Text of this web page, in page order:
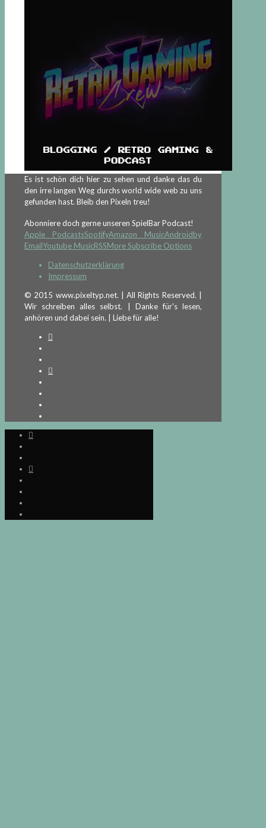
Es ist schön dich hier zu sehen und danke das du
den irre langen Weg durchs world wide web zu uns
gefunden hast. Bleib den Pixeln treu!
Abonniere doch gerne unseren SpielBar Podcast!
Apple PodcastsSpotifyAmazon MusicAndroidby
EmailYoutube MusicRSSMore Subscribe Options
Datenschutzerklärung
Impressum
© 2015 www.pixeltyp.net. | All Rights Reserved. |
Wir schreiben alles selbst. | Danke für's lesen,
anhören und dabei sein. | Liebe für alle!